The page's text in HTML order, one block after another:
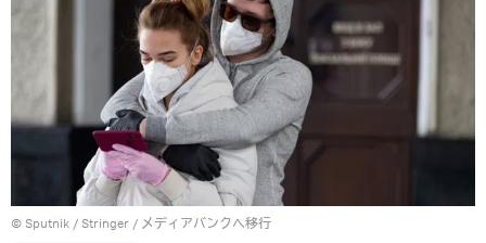
© Sputnik / Stringer / メディアバンクへ移行